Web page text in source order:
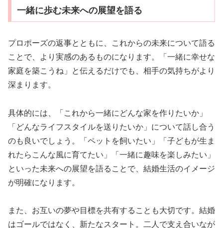
一緒に歩む未来への展望を語る
プロポーズの返事とともに、これからの未来について語る
ことで、より実感のあるものになります。「一緒に幸せな
家庭を築こうね」と伝えるだけでも、相手の気持ちがより
深まります。
具体的には、「これから一緒にどんな家を作りたいか」
「どんなライフスタイルを送りたいか」について話し合う
のも良いでしょう。「ペットを飼いたい」「子どもが生ま
れたらこんな風に育てたい」「一緒に趣味を楽しみたい」
といった未来への展望を語ることで、結婚生活のイメージ
が明確になります。
また、お互いの夢や目標を共有することも大切です。結婚
はゴールではなく、新たなスタート。二人で支え合いなが